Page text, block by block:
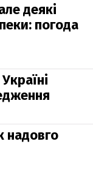
деякі
погода
надовго